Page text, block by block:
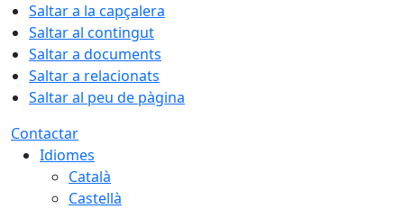
Saltar a la capçalera
Saltar al contingut
Saltar a documents
Saltar a relacionats
Saltar al peu de pàgina
Contactar
Idiomes
Català
Castellà